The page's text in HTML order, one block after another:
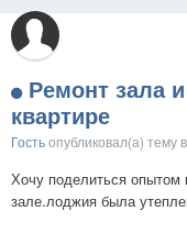
Ремонт зала
квартире
Гостьопубликовал(а) тему в
Хочу поделиться опытом
зале.лоджия была